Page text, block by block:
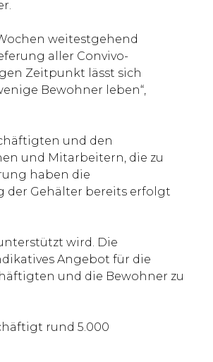
weitestgehend
aller Convivo-
Zeitpunkt lässt sich
Bewohner leben“,
und den
und Mitarbeitern, die zu
haben die
der Gehälter bereits erfolgt
wird. Die
Angebot für die
und die Bewohner zu
rund 5.000